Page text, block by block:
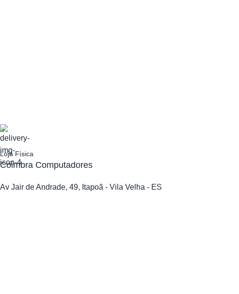
Loja Física
Coimbra Computadores
Av Jair de Andrade, 49, Itapoã - Vila Velha - ES